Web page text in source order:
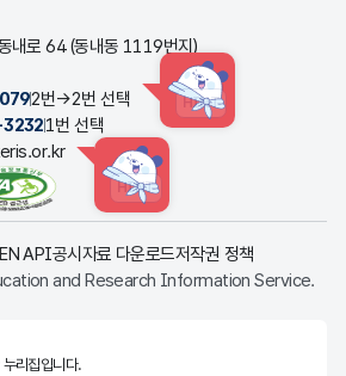
내로 64 (동내동 1119번지)
2번→2번 선택 HINT
1번 선택
HINT
API공시자료 다운로드저작권 정책
and Research Information Service.
원
리집입니다.